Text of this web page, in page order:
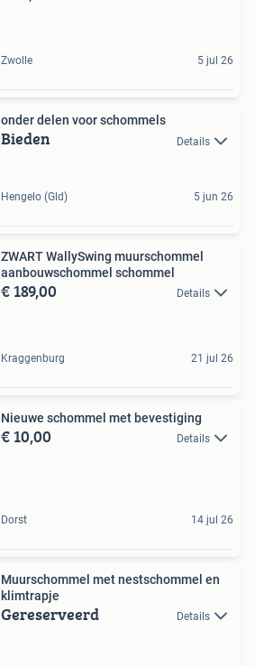
Zwolle 5 jul 26
onder delen voor schommels
Bieden Details
Hengelo (Gld) 5 jun 26
ZWART WallySwing muurschommel
aanbouwschommel schommel
€ 189,00 Details
Kraggenburg 21 jul 26
Nieuwe schommel met bevestiging
€ 10,00 Details
Dorst 14 jul 26
Muurschommel met nestschommel en
klimtrapje
Gereserveerd Details